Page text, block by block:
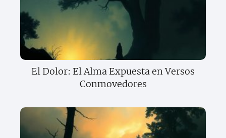
El Dolor: El Alma Expuesta en Versos
Conmovedores